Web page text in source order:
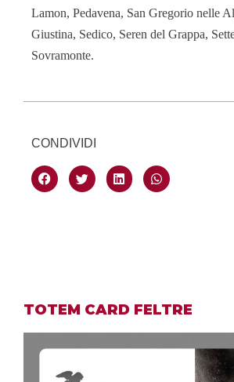
Lamon, Pedavena, San Gregorio nelle
Giustina, Sedico, Seren del Grappa,
Sovramonte.
CONDIVIDI
TOTEM CARD FELTRE